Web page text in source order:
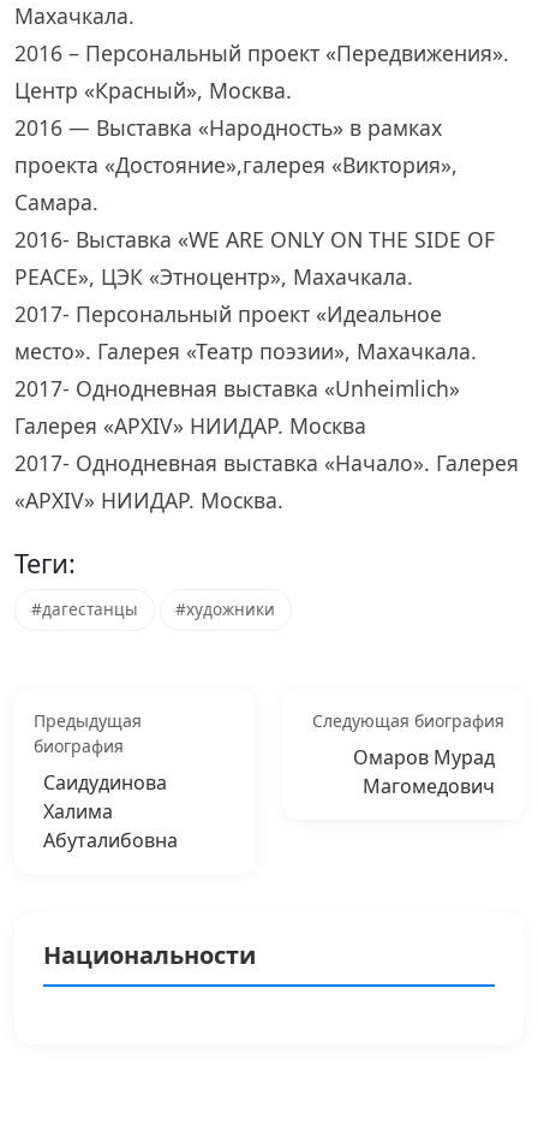
Махачкала.
2016 – Персональный проект «Передвижения».
Центр «Красный», Москва.
2016 — Выставка «Народность» в рамках
проекта «Достояние»,галерея «Виктория»,
Самара.
2016- Выставка «WE ARE ONLY ON THE SIDE OF
PEACE», ЦЭК «Этноцентр», Махачкала.
2017- Персональный проект «Идеальное
место». Галерея «Театр поэзии», Махачкала.
2017- Однодневная выставка «Unheimlich»
Галерея «АРХIV» НИИДАР. Москва
2017- Однодневная выставка «Начало». Галерея
«АРХIV» НИИДАР. Москва.
Теги:
#дагестанцы #художники
Предыдущая
биография
Саидудинова
Халима
Абуталибовна
Следующая биография
Омаров Мурад
Магомедович
Национальности